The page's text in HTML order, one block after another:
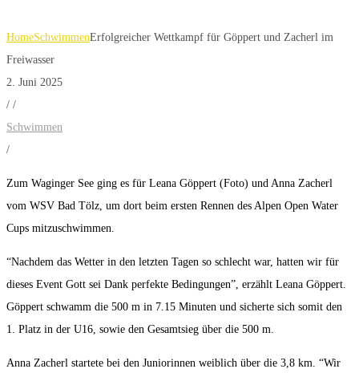
HomeSchwimmenErfolgreicher Wettkampf für Göppert und Zacherl im
Freiwasser
2. Juni 2025
/ /
Schwimmen
/
Zum Waginger See ging es für Leana Göppert (Foto) und Anna Zacherl
vom WSV Bad Tölz, um dort beim ersten Rennen des Alpen Open Water
Cups mitzuschwimmen.
“Nachdem das Wetter in den letzten Tagen so schlecht war, hatten wir für
dieses Event Gott sei Dank perfekte Bedingungen”, erzählt Leana Göppert.
Göppert schwamm die 500 m in 7.15 Minuten und sicherte sich somit den
1. Platz in der U16, sowie den Gesamtsieg über die 500 m.
Anna Zacherl startete bei den Juniorinnen weiblich über die 3,8 km. “Wir